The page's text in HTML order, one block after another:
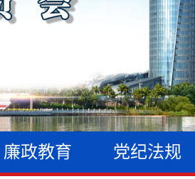
廉政教育 党纪法规